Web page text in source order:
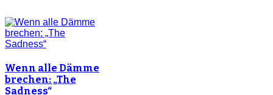
Wenn alle Dämme
brechen: „The
Sadness“